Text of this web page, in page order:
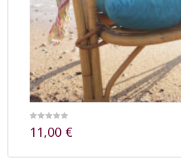
11,00 €